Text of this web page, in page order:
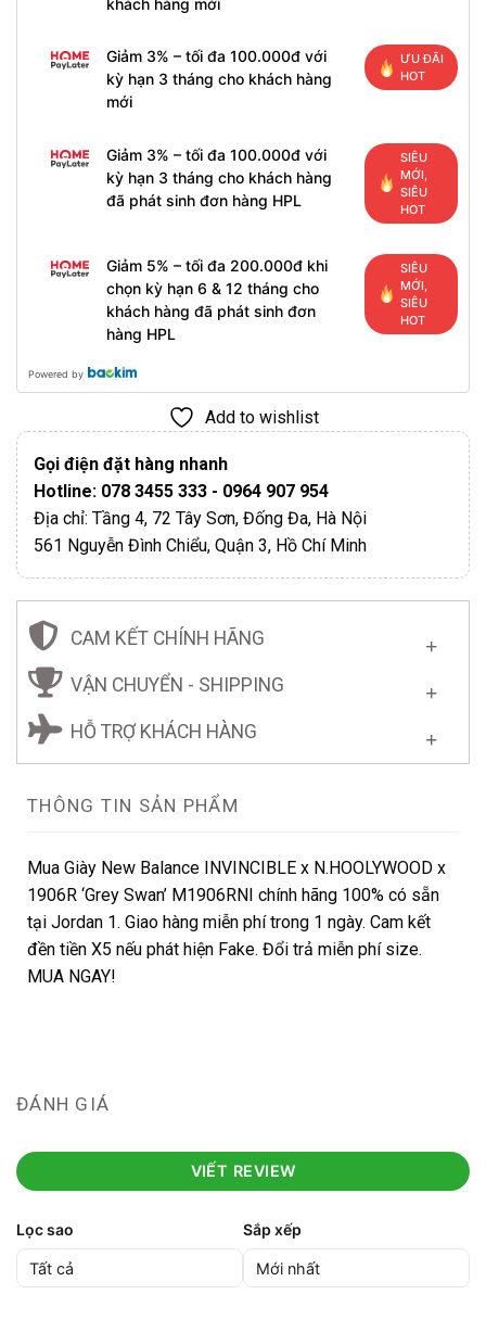
Giảm 3% – tối đa 100.000đ với
kỳ hạn 3 tháng cho khách hàng
mới
ƯU ĐÃI
HOT
Giảm 3% – tối đa 100.000đ với
kỳ hạn 3 tháng cho khách hàng
đã phát sinh đơn hàng HPL
SIÊU
MỚI,
SIÊU
HOT
Giảm 5% – tối đa 200.000đ khi
chọn kỳ hạn 6 & 12 tháng cho
khách hàng đã phát sinh đơn
hàng HPL
SIÊU
MỚI,
SIÊU
HOT
Powered by
Add to wishlist
Gọi điện đặt hàng nhanh
Hotline: 078 3455 333 - 0964 907 954
Địa chỉ: Tầng 4, 72 Tây Sơn, Đống Đa, Hà Nội
561 Nguyễn Đình Chiểu, Quận 3, Hồ Chí Minh
CAM KẾT CHÍNH HÃNG
VẬN CHUYỂN - SHIPPING
HỖ TRỢ KHÁCH HÀNG
THÔNG TIN SẢN PHẨM
Mua Giày New Balance INVINCIBLE x N.HOOLYWOOD x
1906R ‘Grey Swan’ M1906RNI chính hãng 100% có sẵn
tại Jordan 1. Giao hàng miễn phí trong 1 ngày. Cam kết
đền tiền X5 nếu phát hiện Fake. Đổi trả miễn phí size.
MUA NGAY!
ĐÁNH GIÁ
VIẾT REVIEW
Lọc sao Sắp xếp